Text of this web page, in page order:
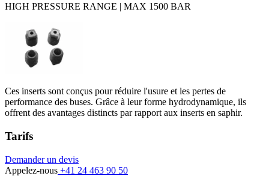
HIGH PRESSURE RANGE | MAX 1500 BAR
Ces inserts sont conçus pour réduire l'usure et les pertes de
performance des buses. Grâce à leur forme hydrodynamique, ils
offrent des avantages distincts par rapport aux inserts en saphir.
Tarifs
Demander un devis
Appelez-nous +41 24 463 90 50